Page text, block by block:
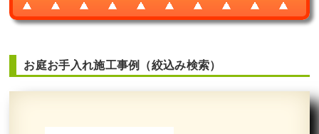
お庭お手入れ施工事例（絞込み検索）